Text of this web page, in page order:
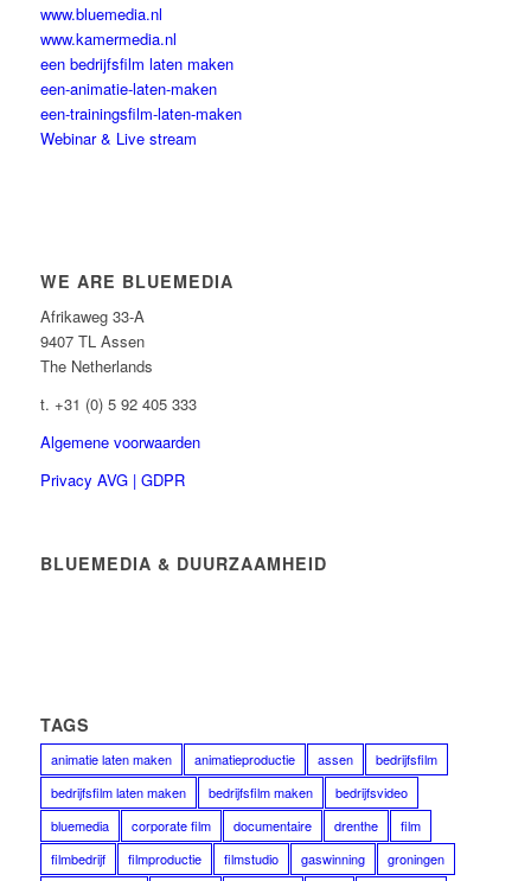
www.bluemedia.nl
www.kamermedia.nl
een bedrijfsfilm laten maken
een-animatie-laten-maken
een-trainingsfilm-laten-maken
Webinar & Live stream
WE ARE BLUEMEDIA
Afrikaweg 33-A
9407 TL Assen
The Netherlands
t. +31 (0) 5 92 405 333
Algemene voorwaarden
Privacy AVG | GDPR
BLUEMEDIA & DUURZAAMHEID
TAGS
animatie laten maken animatieproductie assen
bedrijfsfilm
bedrijfsfilm laten maken
bedrijfsfilm maken
bedrijfsvideo
bluemedia
corporate film documentaire drenthe
film
filmbedrijf
filmproductie filmstudio gaswinning
groningen